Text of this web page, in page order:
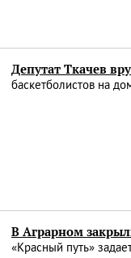
Депутат Ткачев
баскетболистов на
В Аграрном
«Красный путь»